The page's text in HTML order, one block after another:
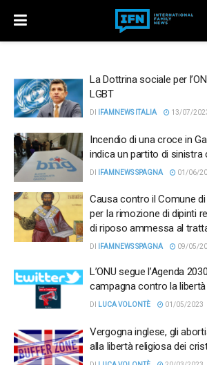
La Dottrina sociale per
LGBT
DI IFAMNEWS ITALIA 13/07/
Incendio di una croce in
indica un partito di sinistra
DI IFAMNEWS SPAGNA 01/06/
Causa contro il Comune di
per la rimozione di dipinti
di riposo ammessa al
DI IFAMNEWS SPAGNA 09/05/
L’ONU segue l’Agenda
campagna contro la
DI LUCA VOLONTÈ 01/05/2023
Vergogna inglese, gli
alla libertà religiosa dei